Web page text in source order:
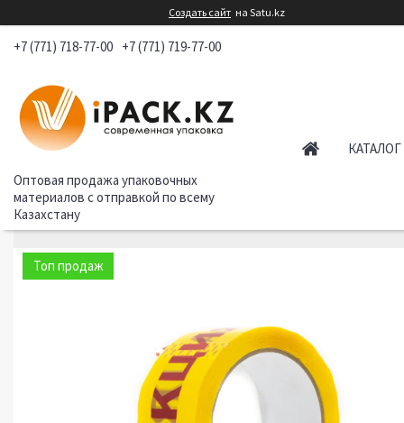
Создать сайт на Satu.kz
+7 (771) 718-77-00 +7 (771) 719-77-00
Оптовая продажа упаковочных
материалов с отправкой по всему
Казахстану
Топ продаж